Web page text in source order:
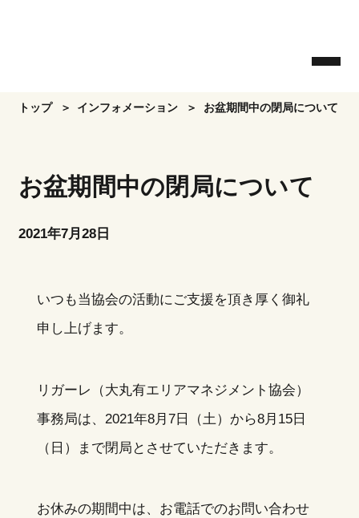
content
トップ インフォメーション お盆期間中の閉局について
お盆期間中の閉局について
2021年7月28日
いつも当協会の活動にご支援を頂き厚く御礼
申し上げます。
リガーレ（大丸有エリアマネジメント協会）
事務局は、2021年8月7日（土）から8月15日
（日）まで閉局とさせていただきます。
お休みの期間中は、お電話でのお問い合わせ